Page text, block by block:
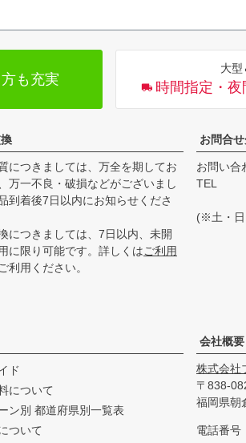
も充実
大型
時間指定・
につきましては、万全を期してお
万一不良・破損などがございまし
到着後7日以内にお知らせくださ
につきましては、7日以内、未開
に限り可能です。詳しくはご利用
利用ください。
お問合
お問い合
TEL
(※土・日
ド
について
ン別 都道府県別一覧表
ついて
会社概要
株式会社
838-
福岡県朝
電話番号